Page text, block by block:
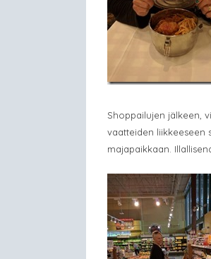
Shoppailujen jälkeen,
vaatteiden liikkeeseen
majapaikkaan.